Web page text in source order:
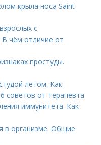
крыла носа Saint
с
чём отличие от
простуды.
летом. Как
советов от терапевта
иммунитета. Как
в организме. Общие